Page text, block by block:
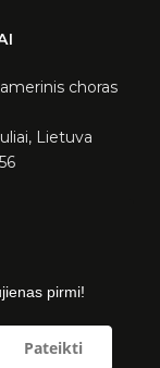
choras
Lietuva
pirmi!
Pateikti